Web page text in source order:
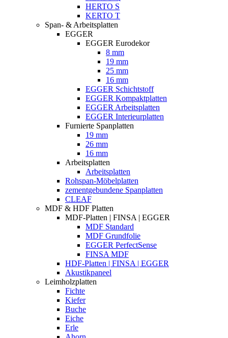
HERTO S
KERTO T
Span- & Arbeitsplatten
EGGER
EGGER Eurodekor
8 mm
19 mm
25 mm
16 mm
EGGER Schichtstoff
EGGER Kompaktplatten
EGGER Arbeitsplatten
EGGER Interieurplatten
Furnierte Spanplatten
19 mm
26 mm
16 mm
Arbeitsplatten
Arbeitsplatten
Rohspan-Möbelplatten
zementgebundene Spanplatten
CLEAF
MDF & HDF Platten
MDF-Platten | FINSA | EGGER
MDF Standard
MDF Grundfolie
EGGER PerfectSense
FINSA MDF
HDF-Platten | FINSA | EGGER
Akustikpaneel
Leimholzplatten
Fichte
Kiefer
Buche
Eiche
Erle